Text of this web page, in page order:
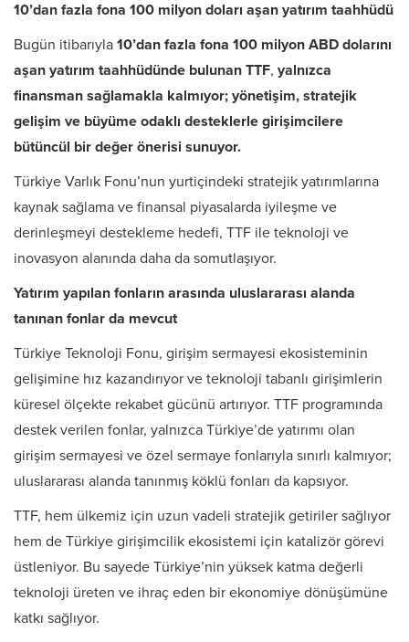
10’dan fazla fona 100 milyon doları aşan yatırım taahhüdü
Bugün itibarıyla 10’dan fazla fona 100 milyon ABD dolarını
aşan yatırım taahhüdünde bulunan TTF, yalnızca
finansman sağlamakla kalmıyor; yönetişim, stratejik
gelişim ve büyüme odaklı desteklerle girişimcilere
bütüncül bir değer önerisi sunuyor.
Türkiye Varlık Fonu’nun yurtiçindeki stratejik yatırımlarına
kaynak sağlama ve finansal piyasalarda iyileşme ve
derinleşmeyi destekleme hedefi, TTF ile teknoloji ve
inovasyon alanında daha da somutlaşıyor.
Yatırım yapılan fonların arasında uluslararası alanda
tanınan fonlar da mevcut
Türkiye Teknoloji Fonu, girişim sermayesi ekosisteminin
gelişimine hız kazandırıyor ve teknoloji tabanlı girişimlerin
küresel ölçekte rekabet gücünü artırıyor. TTF programında
destek verilen fonlar, yalnızca Türkiye’de yatırımı olan
girişim sermayesi ve özel sermaye fonlarıyla sınırlı kalmıyor;
uluslararası alanda tanınmış köklü fonları da kapsıyor.
TTF, hem ülkemiz için uzun vadeli stratejik getiriler sağlıyor
hem de Türkiye girişimcilik ekosistemi için katalizör görevi
üstleniyor. Bu sayede Türkiye’nin yüksek katma değerli
teknoloji üreten ve ihraç eden bir ekonomiye dönüşümüne
katkı sağlıyor.